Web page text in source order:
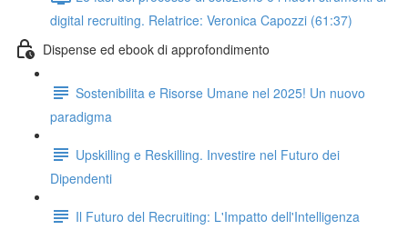
digital recruiting. Relatrice: Veronica Capozzi (61:37)
Dispense ed ebook di approfondimento
Sostenibilita e Risorse Umane nel 2025! Un nuovo
paradigma
Upskilling e Reskilling. Investire nel Futuro dei
Dipendenti
Il Futuro del Recruiting: L'Impatto dell'Intelligenza